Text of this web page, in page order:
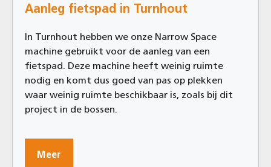
Aanleg fietspad in Turnhout
In Turnhout hebben we onze Narrow Space
machine gebruikt voor de aanleg van een
fietspad. Deze machine heeft weinig ruimte
nodig en komt dus goed van pas op plekken
waar weinig ruimte beschikbaar is, zoals bij dit
project in de bossen.
Meer